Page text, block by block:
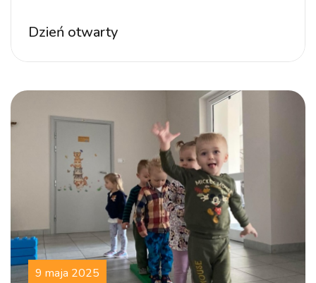
Dzień otwarty
9 maja 2025